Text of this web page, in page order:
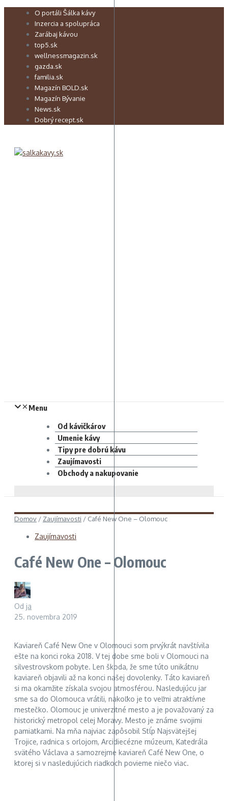
Preskočiť O portáli Šálka kávy
Inzercia a spolupráca
Zarábaj kávou
top5.sk
wellnessmagazin.sk
gazda.sk
familia.sk
Magazín BOLD.sk
Magazín Bývanie
News.sk
Dobrý recept.sk
Menu
Od kávičkárov
Umenie kávy
Tipy pre dobrú kávu
Zaujímavosti
Obchody a nakupovanie
Domov / Zaujímavosti / Café New One – Olomouc
Zaujímavosti
Café New One – Olomouc
Od ja
25. novembra 2019
Kaviareň Café New One v Olomouci som prvýkrát navštívila
ešte na konci roka 2018. V tej dobe sme boli v Olomouci na
silvestrovskom pobyte. Len škoda, že sme túto unikátnu
kaviareň objavili až na konci našej dovolenky. Táto kaviareň
si ma okamžite získala svojou atmosférou. Nasledujúcu jar
sme sa do Olomouca vrátili, nakoľko je to veľmi atraktívne
mestečko. Olomouc je univerzitné mesto a je považovaný za
historický metropol celej Moravy. Mesto je známe svojimi
pamiatkami. Na mňa najviac zapôsobil Stĺp Najsvätejšej
Trojice, radnica s orlojom, Arcidiecézne múzeum, Katedrála
svätého Václava a samozrejme kaviareň Café New One, o
ktorej si v nasledujúcich riadkoch povieme niečo viac.